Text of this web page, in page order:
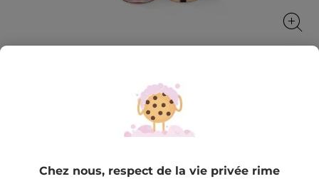
Grand Rouge L'Élixir 105. Mûre Intense
Ultra pigmentation 12H*
3.5
(404) AJOUTER UN AVIS
Chez nous, respect de la vie privée rime